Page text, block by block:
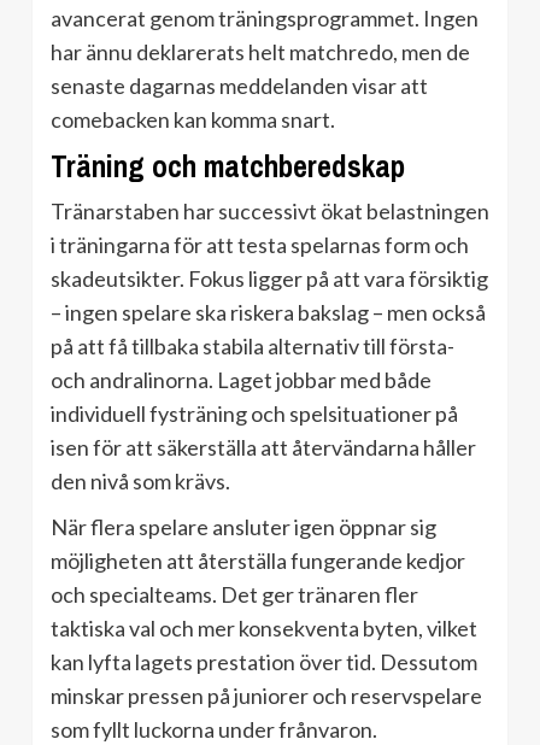
avancerat genom träningsprogrammet. Ingen
har ännu deklarerats helt matchredo, men de
senaste dagarnas meddelanden visar att
comebacken kan komma snart.
Träning och matchberedskap
Tränarstaben har successivt ökat belastningen
i träningarna för att testa spelarnas form och
skadeutsikter. Fokus ligger på att vara försiktig
– ingen spelare ska riskera bakslag – men också
på att få tillbaka stabila alternativ till första-
och andralinorna. Laget jobbar med både
individuell fysträning och spelsituationer på
isen för att säkerställa att återvändarna håller
den nivå som krävs.
När flera spelare ansluter igen öppnar sig
möjligheten att återställa fungerande kedjor
och specialteams. Det ger tränaren fler
taktiska val och mer konsekventa byten, vilket
kan lyfta lagets prestation över tid. Dessutom
minskar pressen på juniorer och reservspelare
som fyllt luckorna under frånvaron.